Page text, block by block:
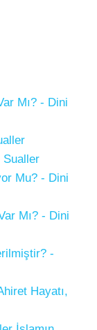
Mı? - Dini
Mu? - Dini
Mı? - Dini
-
Hayatı,